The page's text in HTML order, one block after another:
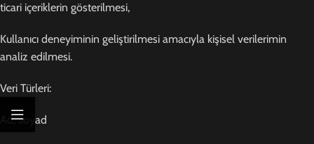
ticari içeriklerin gösterilmesi,
Kullanıcı deneyiminin geliştirilmesi amacıyla kişisel verilerimin
analiz edilmesi.
Veri Türleri:
Ad, soyad